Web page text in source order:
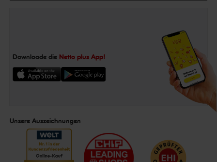
Downloade die Netto plus App!
Unsere Auszeichnungen